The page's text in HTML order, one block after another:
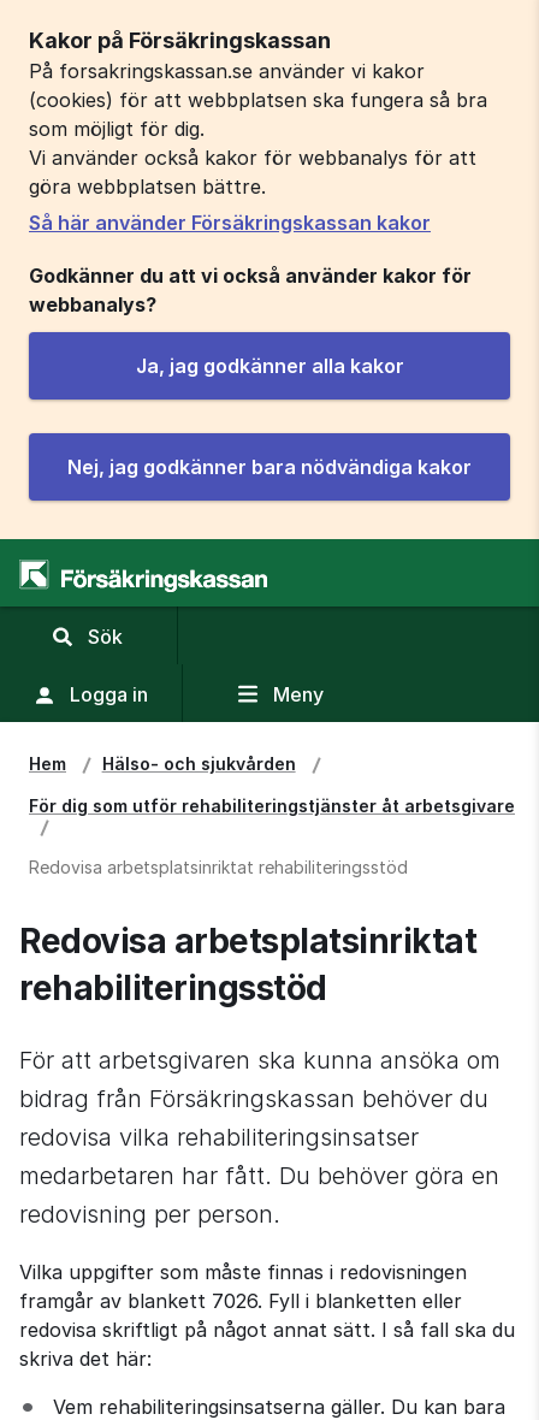
Kakor på Försäkringskassan
På forsakringskassan.se använder vi kakor
(cookies) för att webbplatsen ska fungera så bra
som möjligt för dig.
Vi använder också kakor för webbanalys för att
göra webbplatsen bättre.
Så här använder Försäkringskassan kakor
Godkänner du att vi också använder kakor för
webbanalys?
Ja, jag godkänner alla kakor
Nej, jag godkänner bara nödvändiga kakor
Sök
sökfält
Logga in Meny
Hem Hälso- och sjukvården
För dig som utför rehabiliteringstjänster åt arbetsgivare
Redovisa arbetsplatsinriktat rehabiliteringsstöd
Redovisa arbetsplatsinriktat
rehabiliteringsstöd
För att arbetsgivaren ska kunna ansöka om
bidrag från Försäkringskassan behöver du
redovisa vilka rehabiliteringsinsatser
medarbetaren har fått. Du behöver göra en
redovisning per person.
Vilka uppgifter som måste finnas i redovisningen
framgår av blankett 7026. Fyll i blanketten eller
redovisa skriftligt på något annat sätt. I så fall ska du
skriva det här:
Vem rehabiliteringsinsatserna gäller. Du kan bara